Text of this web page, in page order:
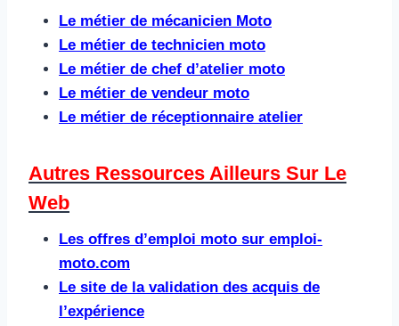
Le métier de mécanicien Moto
Le métier de technicien moto
Le métier de chef d’atelier moto
Le métier de vendeur moto
Le métier de réceptionnaire atelier
Autres Ressources Ailleurs Sur Le
Web​
Les offres d’emploi moto sur emploi-
moto.com
Le site de la validation des acquis de
l’expérience